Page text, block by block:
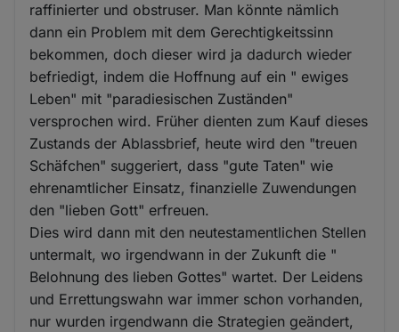
raffinierter und obstruser. Man könnte nämlich
dann ein Problem mit dem Gerechtigkeitssinn
bekommen, doch dieser wird ja dadurch wieder
befriedigt, indem die Hoffnung auf ein " ewiges
Leben" mit "paradiesischen Zuständen"
versprochen wird. Früher dienten zum Kauf dieses
Zustands der Ablassbrief, heute wird den "treuen
Schäfchen" suggeriert, dass "gute Taten" wie
ehrenamtlicher Einsatz, finanzielle Zuwendungen
den "lieben Gott" erfreuen.
Dies wird dann mit den neutestamentlichen Stellen
untermalt, wo irgendwann in der Zukunft die "
Belohnung des lieben Gottes" wartet. Der Leidens
und Errettungswahn war immer schon vorhanden,
nur wurden irgendwann die Strategien geändert,